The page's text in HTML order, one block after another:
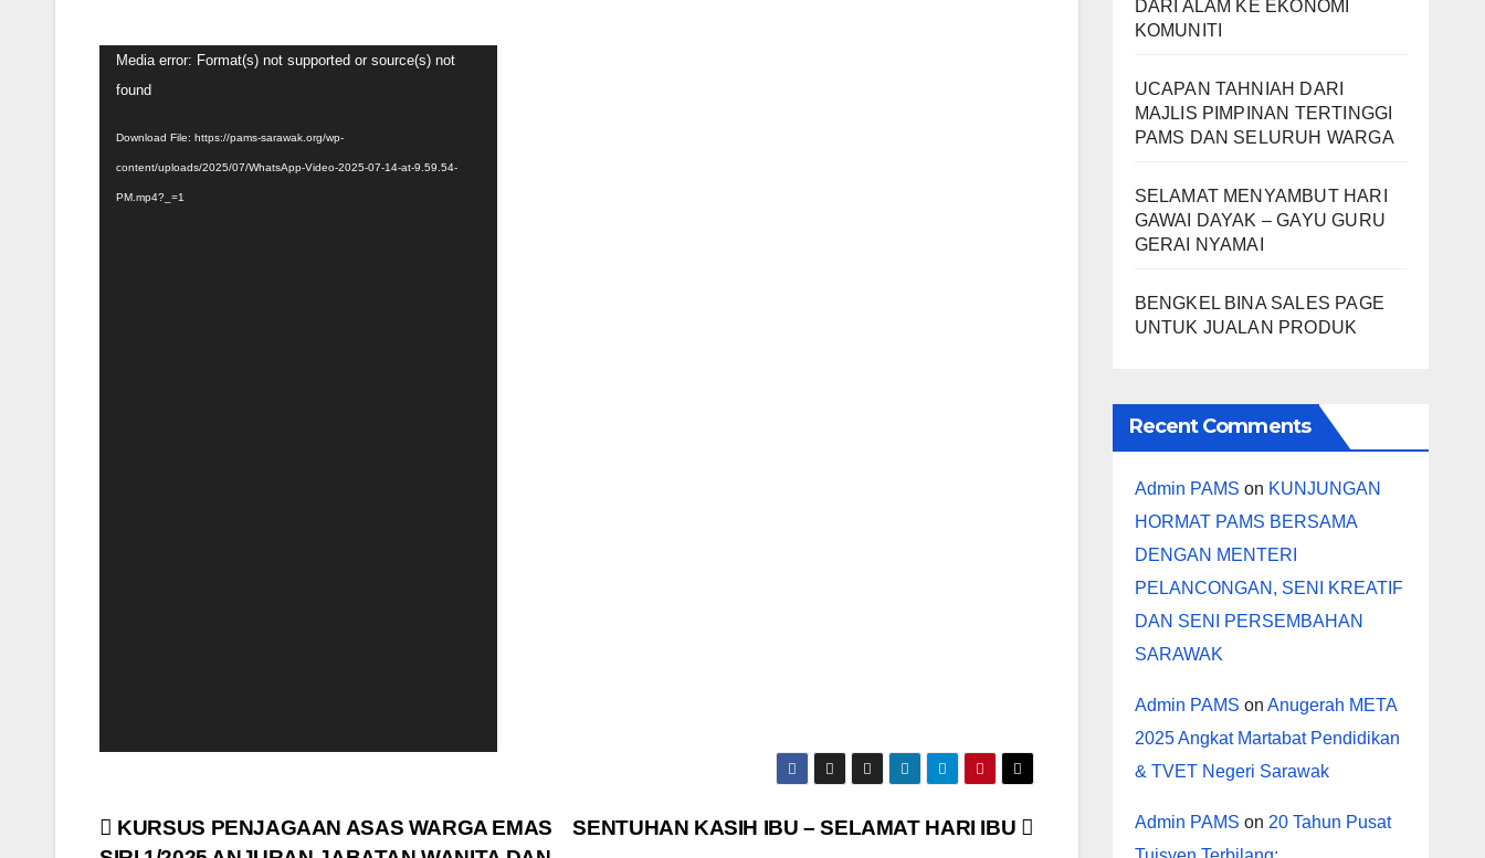
Video
Player
Media error: Format(s) not supported or source(s) not
found
Download File: https://pams-sarawak.org/wp-
content/uploads/2025/07/WhatsApp-Video-2025-07-14-at-9.59.54-
PM.mp4?_=1
Post
SENTUHAN KASIH IBU – SELAMAT HARI IBU
KURSUS PENJAGAAN ASAS WARGA EMAS
DARI ALAM KE EKONOMI
KOMUNITI
UCAPAN TAHNIAH DARI
MAJLIS PIMPINAN TERTINGGI
PAMS DAN SELURUH WARGA
SELAMAT MENYAMBUT HARI
GAWAI DAYAK – GAYU GURU
GERAI NYAMAI
BENGKEL BINA SALES PAGE
UNTUK JUALAN PRODUK
Recent Comments
Admin PAMS on KUNJUNGAN
HORMAT PAMS BERSAMA
DENGAN MENTERI
PELANCONGAN, SENI KREATIF
DAN SENI PERSEMBAHAN
SARAWAK
Admin PAMS on Anugerah META
2025 Angkat Martabat Pendidikan
& TVET Negeri Sarawak
Admin PAMS on 20 Tahun Pusat